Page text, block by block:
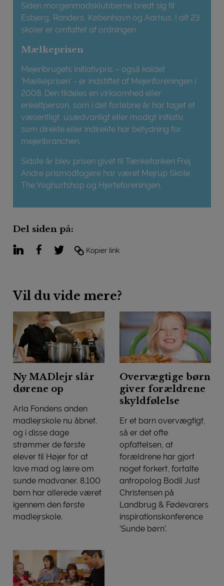
Siden morgenmadsklubberne bredt sig til
Esbjerg, Randers, København og Aarhus. I alt 23
skoler er omfattet af ordningen.
Mælkeprisen
Mejeribrugets Initiativpris – også kaldet
’Mælkeprisen’ - er indstiftet af Mejeriforeningen i
2008. Den tildeles en virksomhed eller
enkeltperson, som i det forløbne år har taget et
væsentligt, usædvanligt eller modigt initiativ,
som direkte eller indirekte har betydning for
mejeribranchen.
Sidste år blev prisen givet til Tænketanken Frej.
Andre prismodtagere har været Mejrup Skole,
The Yoghurtshop og Hjerteforeningen.
Del siden på:
LinkedInFacebook
TwitterKopier link
Vil du vide mere?
Ny MADlejr slår
dørene op
Arla Fondens anden
madlejrskole nu åbnet,
og i disse dage
strømmer de første
elever til Højer for at
lave mad og lære om
sunde madvaner. 8.100
børn har allerede været
igennem den første
madlejrskole.
Overvægtige børn
giver forældrene
skyldfølelse
Er et barn overvægtigt,
så er det ofte
opfattelsen, at
forældrene har gjort
noget forkert, fortalte
antropolog Bodil Just
Christensen på
Landbrug & Fødevarers
inspirationskonference
’Sunde børn’.